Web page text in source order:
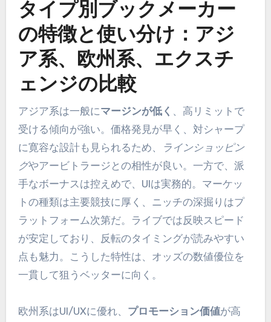
タイプ別ブックメーカー
の特徴と使い分け：アジ
ア系、欧州系、エクスチ
ェンジの比較
アジア系は一般にマージンが低く
、高リミットで
受ける傾向が強い。価格発見が早く、対シャープ
に寛容な設計も見られるため、
ラインショッピン
グやアービトラージとの相性が良い。一方で、派
手なボーナスは控えめで、UIは実務的。マーケッ
トの種類は主要競技に厚く、ニッチの深掘りはプ
ラットフォーム次第だ。ライブでは反映スピード
が安定しており、反転のタイミングが読みやすい
点も魅力。こうした特性は、オッズの数値優位を
一貫して狙うベッターに向く。
欧州系はUI/UXに優れ、 プロモーション価値が高